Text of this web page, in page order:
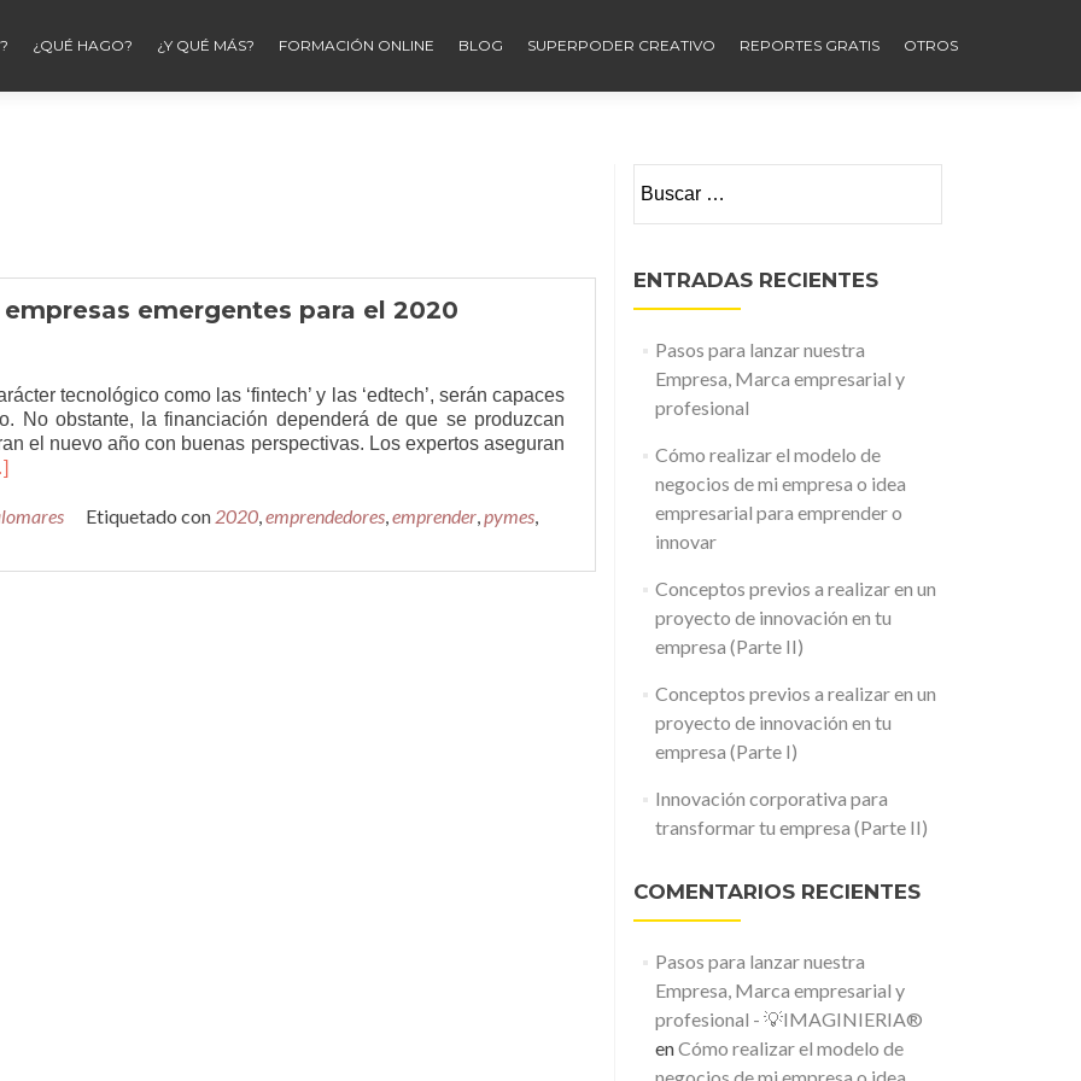
¿QUÉ HAGO? ¿Y QUÉ MÁS? FORMACIÓN ONLINE BLOG SUPERPODER CREATIVO REPORTES GRATIS OTROS
emergentes para el 2020
tecnológico como las ‘fintech’ y las ‘edtech’, serán capaces
No obstante, la financiación dependerá de que se produzcan
el nuevo año con buenas perspectivas. Los expertos aseguran
Etiquetado con 2020,emprendedores,emprender,pymes,
ENTRADAS RECIENTES
Pasos para lanzar nuestra
Empresa, Marca empresarial y
profesional
Cómo realizar el modelo de
negocios de mi empresa o idea
empresarial para emprender o
innovar
Conceptos previos a realizar en un
proyecto de innovación en tu
empresa (Parte II)
Conceptos previos a realizar en un
proyecto de innovación en tu
empresa (Parte I)
Innovación corporativa para
transformar tu empresa (Parte II)
COMENTARIOS RECIENTES
Pasos para lanzar nuestra
Empresa, Marca empresarial y
profesional - 💡IMAGINIERIA®
enCómo realizar el modelo de